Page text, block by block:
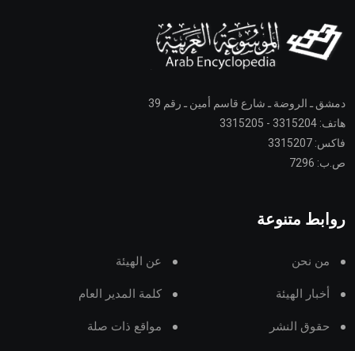
دمشق ـ الروضة ـ شارع قاسم أمين ـ رقم 39
هاتف: 3315204 - 3315205
فاكس: 3315207
ص.ب: 7296
روابط متنوعة
من نحن عن الهيئة
أخبار الهيئة كلمة المدير العام
حقوق النشر مواقع ذات صلة